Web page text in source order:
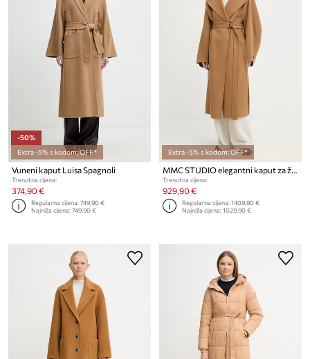
-50%
Extra -5% s kodom: OFF*
Vuneni kaput Luisa Spagnoli
Trenutna cijena:
374,90 €
Regularna cijena:749,90 €
Najniža cijena:749,90 €
Extra -5% s kodom: OFF*
Trenutna cijena:
929,90 €
Regularna cijena:1409,90 €
Najniža cijena:1029,90 €